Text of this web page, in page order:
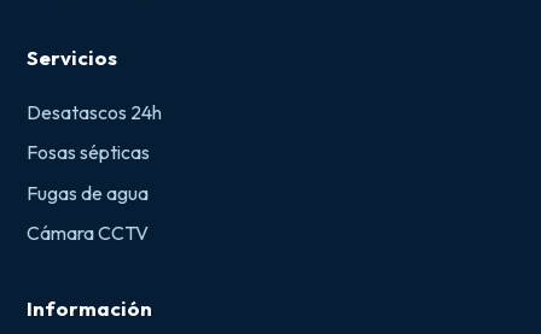
Servicios
Desatascos 24h
Fosas sépticas
Fugas de agua
Cámara CCTV
Información